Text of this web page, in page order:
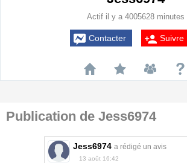
Actif il y a 4005628 minutes
Contacter Suivre
Publication de Jess6974
Jess6974 a rédigé un avis
13 août 16:42